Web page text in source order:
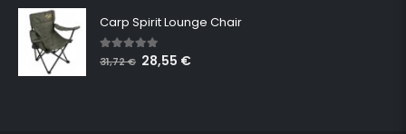
Carp Spirit Lounge Chair
5.00 out of 5
31,72€ 28,55 €